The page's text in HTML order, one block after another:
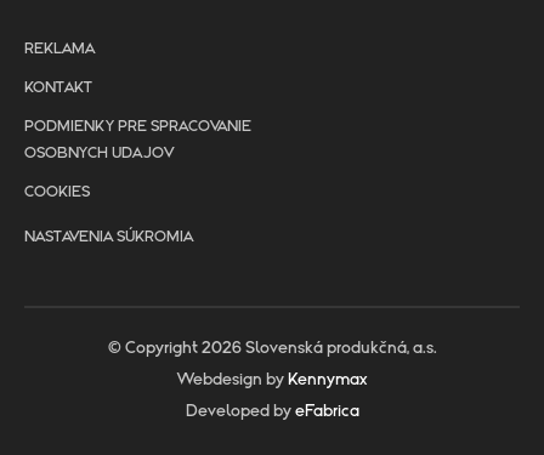
REKLAMA
KONTAKT
PODMIENKY PRE SPRACOVANIE
OSOBNYCH UDAJOV
COOKIES
NASTAVENIA SÚKROMIA
© Copyright 2026 Slovenská produkčná, a.s.
Webdesign by Kennymax
Developed by eFabrica